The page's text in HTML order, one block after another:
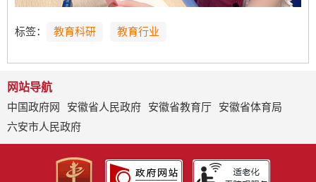
标签： 教育科研 教育行业
网站导航
中国政府网
安徽省人民政府 安徽省教育厅
安徽省体育局
六安市人民政府